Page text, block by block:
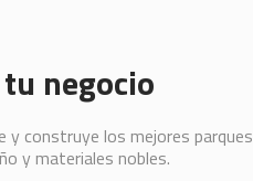
negocio
y construye los mejores
y materiales nobles.